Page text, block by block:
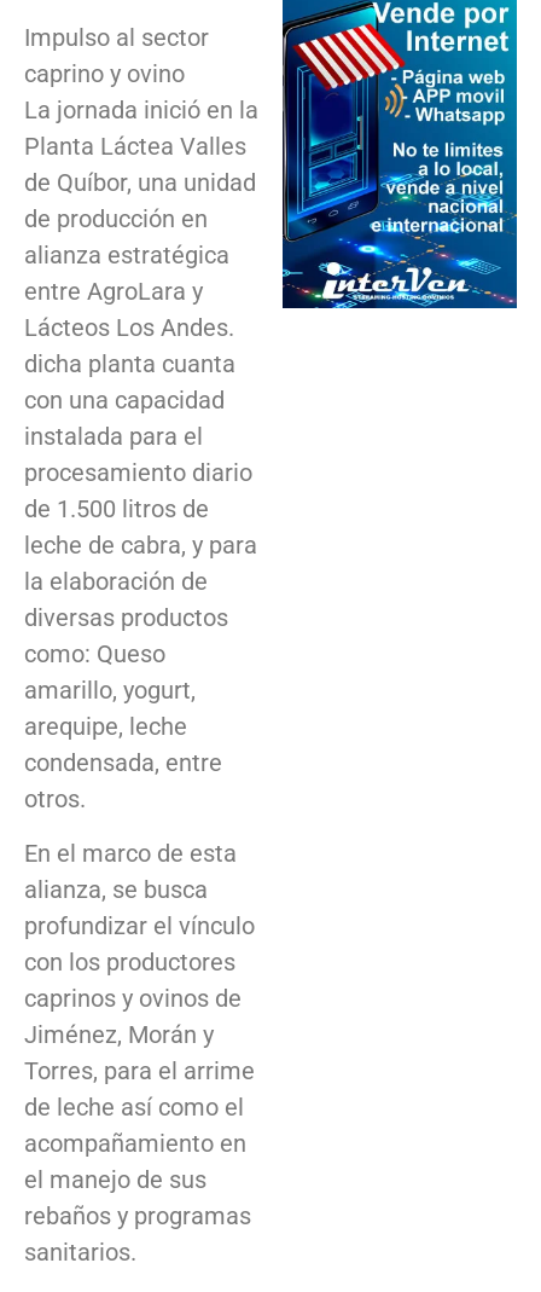
Impulso al sector
caprino y ovino
La jornada inició en la
Planta Láctea Valles
de Quíbor, una unidad
de producción en
alianza estratégica
entre AgroLara y
Lácteos Los Andes.
dicha planta cuanta
con una capacidad
instalada para el
procesamiento diario
de 1.500 litros de
leche de cabra, y para
la elaboración de
diversas productos
como: Queso
amarillo, yogurt,
arequipe, leche
condensada, entre
otros.
En el marco de esta
alianza, se busca
profundizar el vínculo
con los productores
caprinos y ovinos de
Jiménez, Morán y
Torres, para el arrime
de leche así como el
acompañamiento en
el manejo de sus
rebaños y programas
sanitarios.